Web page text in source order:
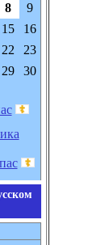
8
9
15
16
22
23
29
30